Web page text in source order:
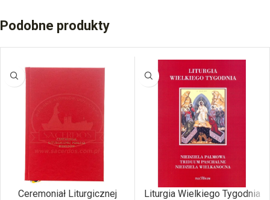
Podobne produkty
Ceremoniał Liturgicznej
Liturgia Wielkiego Tygodnia